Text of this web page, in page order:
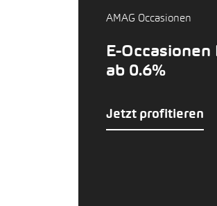
AMAG Occasionen
E-Occasionen
ab 0.6%
Jetzt profitieren